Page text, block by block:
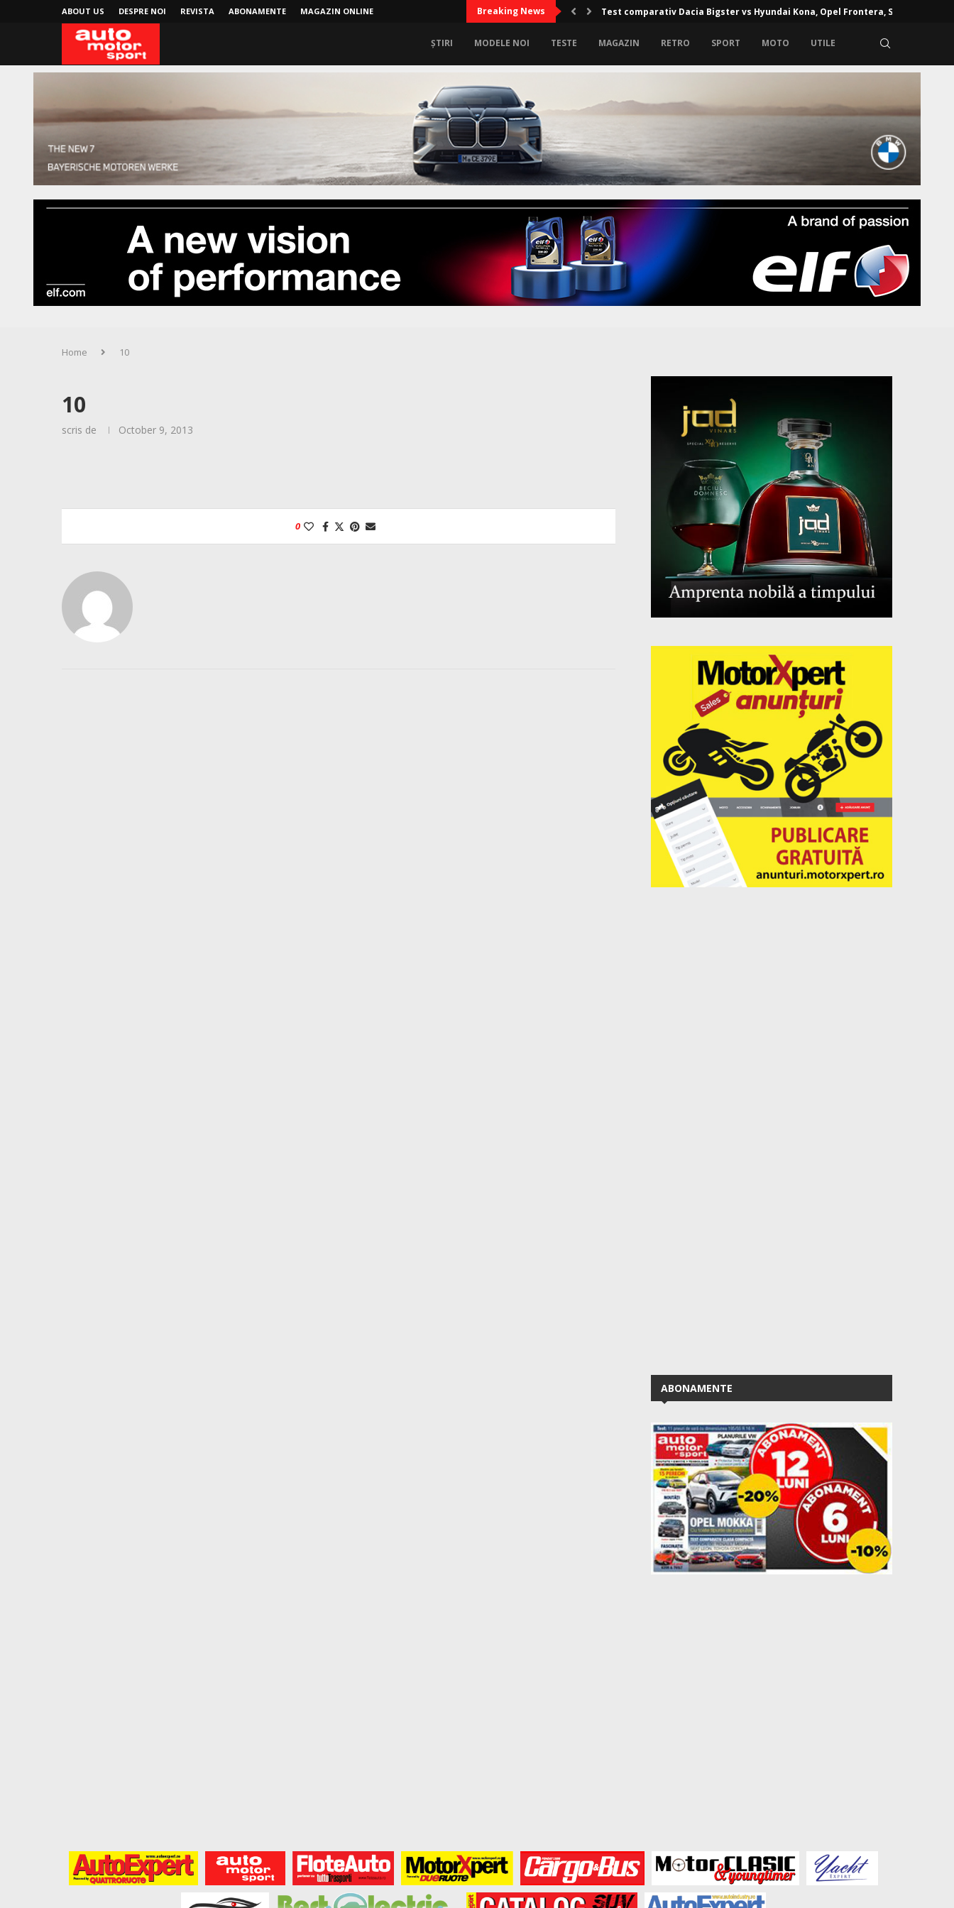
ABOUT US DESPRE NOI REVISTA ABONAMENTE MAGAZIN ONLINE Breaking News Test comparativ Dacia Bigster vs Hyundai Kona, Opel Frontera, Skoda...
ȘTIRI MODELE NOI TESTE MAGAZIN RETRO SPORT MOTO UTILE
Home 10
10
scris de October 9, 2013
0
ABONAMENTE